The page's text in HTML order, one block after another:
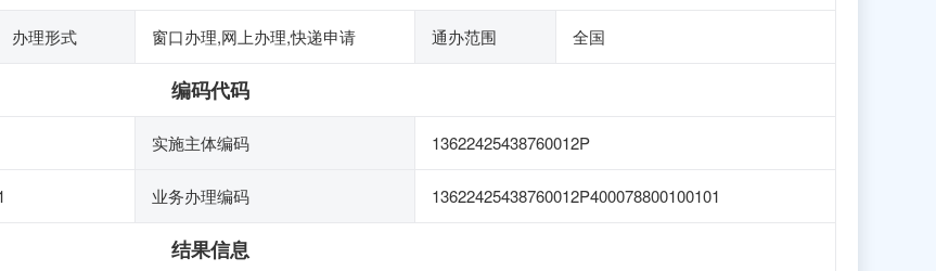
办理形式 窗口办理,网上办理,快递申请 通办范围 全国
编码代码
实施主体编码 13622425438760012P
业务办理编码 13622425438760012P400078800100101
结果信息